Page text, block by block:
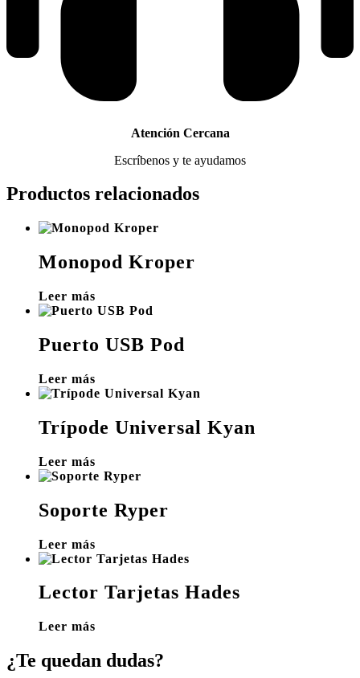
Atención Cercana
Escríbenos y te ayudamos
Productos relacionados
Monopod Kroper
Leer más
Puerto USB Pod
Leer más
Trípode Universal Kyan
Leer más
Soporte Ryper
Leer más
Lector Tarjetas Hades
Leer más
¿Te quedan dudas?